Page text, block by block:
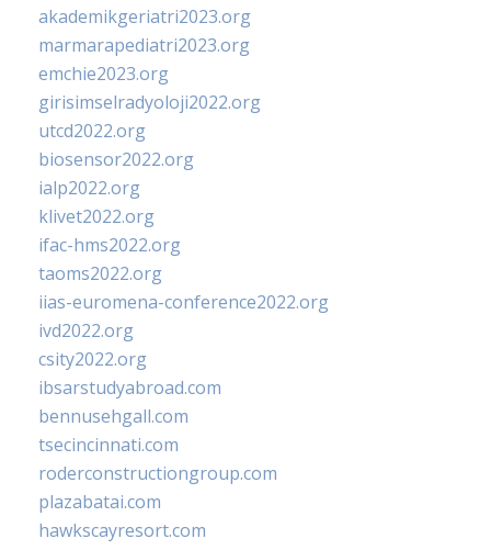
akademikgeriatri2023.org
marmarapediatri2023.org
emchie2023.org
girisimselradyoloji2022.org
utcd2022.org
biosensor2022.org
ialp2022.org
klivet2022.org
ifac-hms2022.org
taoms2022.org
iias-euromena-conference2022.org
ivd2022.org
csity2022.org
ibsarstudyabroad.com
bennusehgall.com
tsecincinnati.com
roderconstructiongroup.com
plazabatai.com
hawkscayresort.com